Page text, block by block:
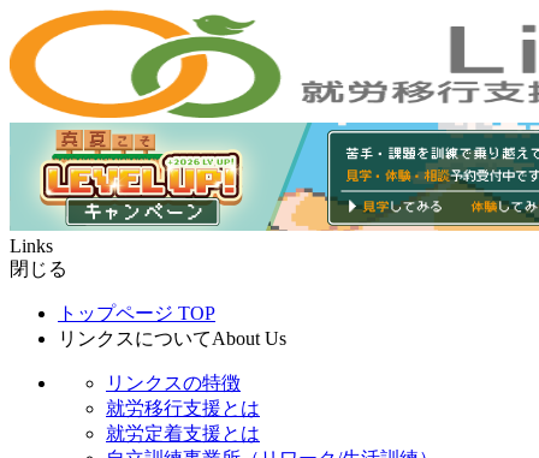
Links
閉じる
トップページ TOP
リンクスについてAbout Us
リンクスの特徴
就労移行支援とは
就労定着支援とは